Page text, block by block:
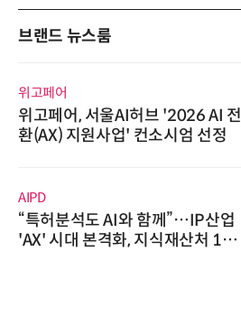
브랜드 뉴스룸
위고페어
위고페어, 서울AI허브 '2026 AI 전
환(AX) 지원사업' 컨소시엄 선정
AIPD
“특허분석도 AI와 함께”…IP산업
'AX' 시대 본격화, 지식재산처 1호